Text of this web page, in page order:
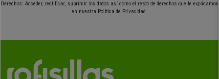
Derechos: Acceder, rectificar, suprimir los datos así como el resto de derechos que le explicamos
en nuestra Política de Privacidad.